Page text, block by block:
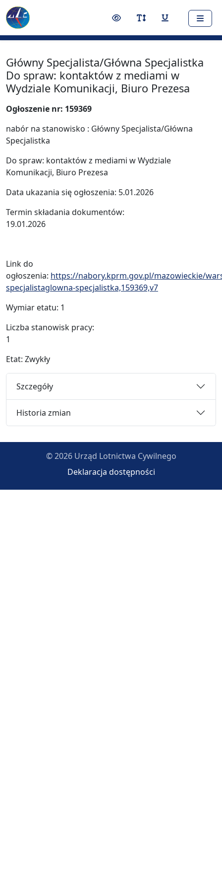
Nawigacja
Treść
Narzędzia dostępności
Przełącz rozmiar
Przełącz
Główny Specjalista/Główna Specjalistka
Do spraw: kontaktów z mediami w
Wydziale Komunikacji, Biuro Prezesa
Ogłoszenie nr: 159369
nabór na stanowisko : Główny Specjalista/Główna
Specjalistka
Do spraw: kontaktów z mediami w Wydziale
Komunikacji, Biuro Prezesa
Data ukazania się ogłoszenia: 5.01.2026
Termin składania dokumentów:
19.01.2026
Link do
ogłoszenia: https://nabory.kprm.gov.pl/mazowieckie/
specjalistaglowna-specjalistka,159369,v7
Wymiar etatu: 1
Liczba stanowisk pracy:
Etat: Zwykły
Szczegóły
Historia zmian
© 2026 Urząd Lotnictwa Cywilnego
Deklaracja dostępności